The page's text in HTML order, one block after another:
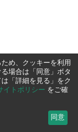
め、クッキーを利用
場合は「同意」ボタ
「詳細を見る」をク
イトポリシー をご確
同意